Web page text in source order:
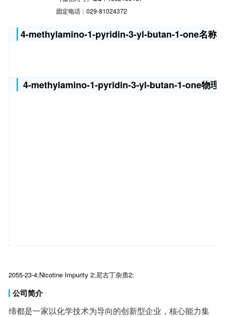
固定电话：029-81024372
4-methylamino-1-pyridin-3-yl-butan-1-one名称
4-methylamino-1-pyridin-3-yl-butan-1-one物理
2055-23-4;Nicotine Impurity 2;尼古丁杂质2;
公司简介
缔都是一家以化学技术为导向的创新型企业，核心能力集
中在医药api，医药中间体，保健品活性组分开发和农业化
学品原药以及新剂型研发生产领域。缔都为创新产品和解
决方案研发新分子，以改善人类、动物和植物的健康。这
些研发活动基于对生命体生化过程的深刻认识。借助产
品，缔都将不断为找到应对当今时代一些重大挑战的解决
方案做出贡献。日益增长且不断老龄化的世界人口要求更
好的医疗保健和足够的绿色农作物食物供应。通过预防、
缓解和治疗疾病，缔都不断改善人类的生活品质。缔都作
为一家致力于用化学科技来改善人类健康，维护动物保
健，和提高全球农作物产率和食品质量的科技创新性企